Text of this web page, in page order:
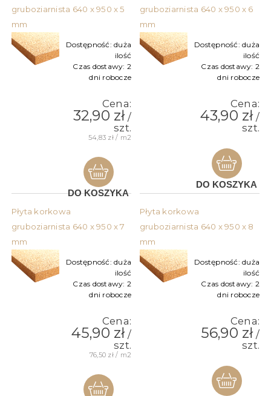
gruboziarnista 640 x 950 x 5
mm
Dostępność: duża
ilość
Czas dostawy: 2
dni robocze
Cena:
32,90 zł/
szt.
54,83 zł / m2
DO KOSZYKA
gruboziarnista 640 x 950 x 6
mm
Dostępność: duża
ilość
Czas dostawy: 2
dni robocze
Cena:
43,90 zł/
szt.
DO KOSZYKA
Płyta korkowa
gruboziarnista 640 x 950 x 7
mm
Dostępność: duża
ilość
Czas dostawy: 2
dni robocze
Cena:
45,90 zł/
szt.
76,50 zł / m2
Płyta korkowa
gruboziarnista 640 x 950 x 8
mm
Dostępność: duża
ilość
Czas dostawy: 2
dni robocze
Cena:
56,90 zł/
szt.